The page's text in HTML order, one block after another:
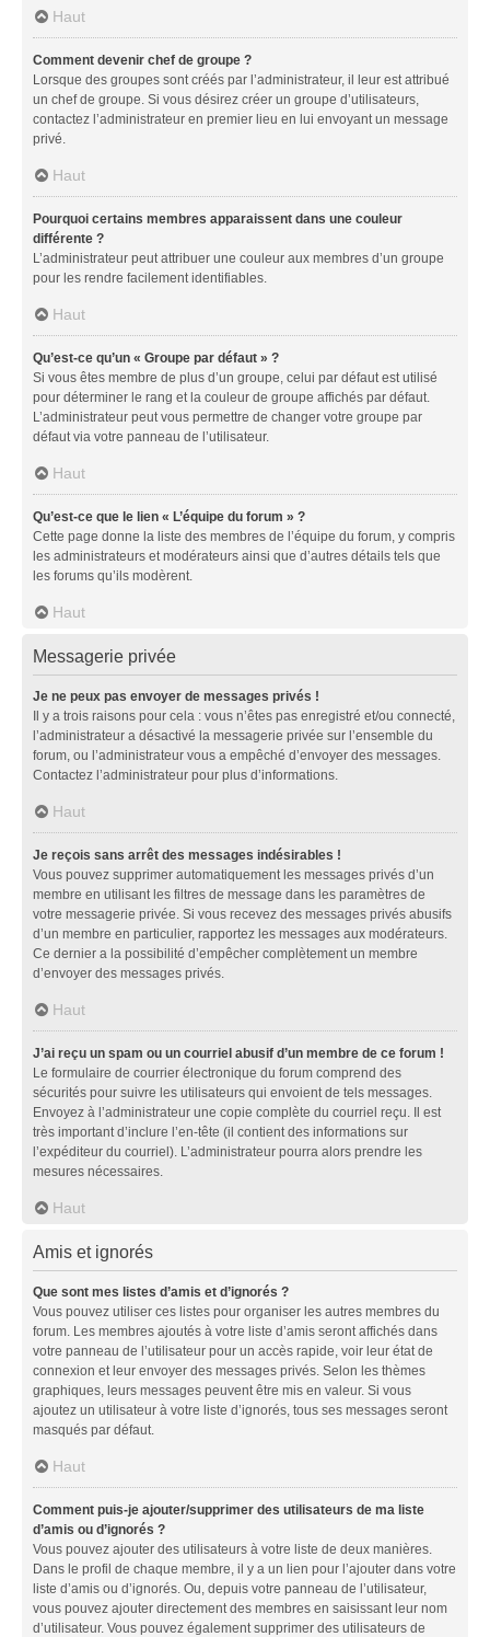
Haut
Comment devenir chef de groupe ?
Lorsque des groupes sont créés par l’administrateur, il leur est attribué
un chef de groupe. Si vous désirez créer un groupe d’utilisateurs,
contactez l’administrateur en premier lieu en lui envoyant un message
privé.
Haut
Pourquoi certains membres apparaissent dans une couleur
différente ?
L’administrateur peut attribuer une couleur aux membres d’un groupe
pour les rendre facilement identifiables.
Haut
Qu’est-ce qu’un « Groupe par défaut » ?
Si vous êtes membre de plus d’un groupe, celui par défaut est utilisé
pour déterminer le rang et la couleur de groupe affichés par défaut.
L’administrateur peut vous permettre de changer votre groupe par
défaut via votre panneau de l’utilisateur.
Haut
Qu’est-ce que le lien « L’équipe du forum » ?
Cette page donne la liste des membres de l’équipe du forum, y compris
les administrateurs et modérateurs ainsi que d’autres détails tels que
les forums qu’ils modèrent.
Haut
Messagerie privée
Je ne peux pas envoyer de messages privés !
Il y a trois raisons pour cela : vous n’êtes pas enregistré et/ou connecté,
l’administrateur a désactivé la messagerie privée sur l’ensemble du
forum, ou l’administrateur vous a empêché d’envoyer des messages.
Contactez l’administrateur pour plus d’informations.
Haut
Je reçois sans arrêt des messages indésirables !
Vous pouvez supprimer automatiquement les messages privés d’un
membre en utilisant les filtres de message dans les paramètres de
votre messagerie privée. Si vous recevez des messages privés abusifs
d’un membre en particulier, rapportez les messages aux modérateurs.
Ce dernier a la possibilité d’empêcher complètement un membre
d’envoyer des messages privés.
Haut
J’ai reçu un spam ou un courriel abusif d’un membre de ce forum !
Le formulaire de courrier électronique du forum comprend des
sécurités pour suivre les utilisateurs qui envoient de tels messages.
Envoyez à l’administrateur une copie complète du courriel reçu. Il est
très important d’inclure l’en-tête (il contient des informations sur
l’expéditeur du courriel). L’administrateur pourra alors prendre les
mesures nécessaires.
Haut
Amis et ignorés
Que sont mes listes d’amis et d’ignorés ?
Vous pouvez utiliser ces listes pour organiser les autres membres du
forum. Les membres ajoutés à votre liste d’amis seront affichés dans
votre panneau de l’utilisateur pour un accès rapide, voir leur état de
connexion et leur envoyer des messages privés. Selon les thèmes
graphiques, leurs messages peuvent être mis en valeur. Si vous
ajoutez un utilisateur à votre liste d’ignorés, tous ses messages seront
masqués par défaut.
Haut
Comment puis-je ajouter/supprimer des utilisateurs de ma liste
d’amis ou d’ignorés ?
Vous pouvez ajouter des utilisateurs à votre liste de deux manières.
Dans le profil de chaque membre, il y a un lien pour l’ajouter dans votre
liste d’amis ou d’ignorés. Ou, depuis votre panneau de l’utilisateur,
vous pouvez ajouter directement des membres en saisissant leur nom
d’utilisateur. Vous pouvez également supprimer des utilisateurs de